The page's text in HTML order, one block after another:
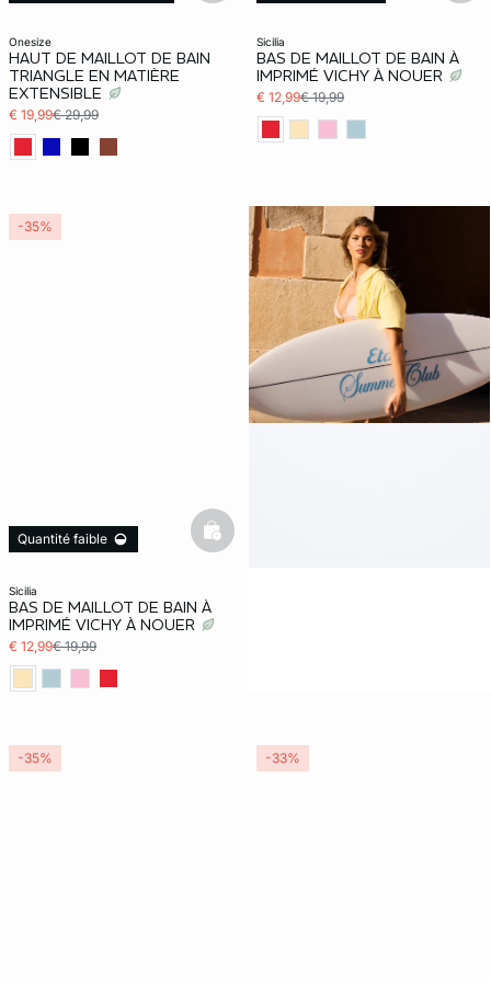
onesize
HAUT DE MAILLOT DE BAIN
TRIANGLE EN MATIÈRE
EXTENSIBLE
€ 19,99€ 29,99
sicilia
BAS DE MAILLOT DE BAIN À
IMPRIMÉ VICHY À NOUER
€ 12,99€ 19,99
sicilia
BAS DE MAILLOT DE BAIN À
IMPRIMÉ VICHY À NOUER
€ 12,99€ 19,99
Quantité faible basketfull
-35%
-35% -33%